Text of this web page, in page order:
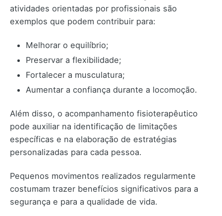
atividades orientadas por profissionais são
exemplos que podem contribuir para:
Melhorar o equilíbrio;
Preservar a flexibilidade;
Fortalecer a musculatura;
Aumentar a confiança durante a locomoção.
Além disso, o acompanhamento fisioterapêutico
pode auxiliar na identificação de limitações
específicas e na elaboração de estratégias
personalizadas para cada pessoa.
Pequenos movimentos realizados regularmente
costumam trazer benefícios significativos para a
segurança e para a qualidade de vida.